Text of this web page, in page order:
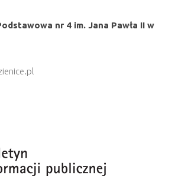
nr 4 im. Jana Pawła II w